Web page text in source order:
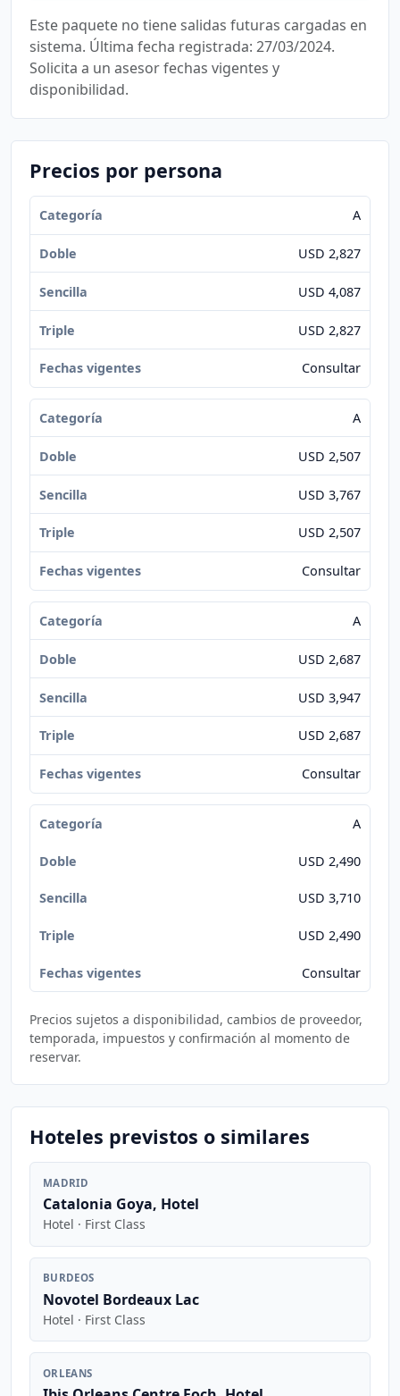
Este paquete no tiene salidas futuras cargadas en
sistema. Última fecha registrada: 27/03/2024.
Solicita a un asesor fechas vigentes y
disponibilidad.
Precios por persona
A
USD 2,827
USD 4,087
USD 2,827
Consultar
A
USD 2,507
USD 3,767
USD 2,507
Consultar
A
USD 2,687
USD 3,947
USD 2,687
Consultar
A
USD 2,490
USD 3,710
USD 2,490
Consultar
Precios sujetos a disponibilidad, cambios de proveedor,
temporada, impuestos y confirmación al momento de
reservar.
Hoteles previstos o similares
MADRID
Catalonia Goya, Hotel
Hotel · First Class
BURDEOS
Novotel Bordeaux Lac
Hotel · First Class
ORLEANS